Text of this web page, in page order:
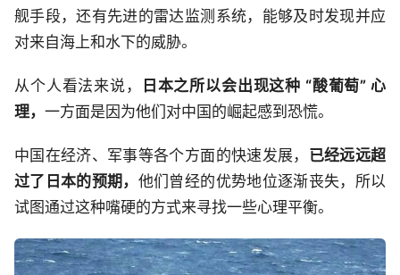
舰手段，还有先进的雷达监测系统，能够及时发现并应
对来自海上和水下的威胁。
从个人看法来说，
日本之所以会出现这种 “酸葡萄” 心
理， 一方面是因为他们对中国的崛起感到恐慌。
中国在经济、军事等各个方面的快速发展， 已经远远超
过了日本的预期， 他们曾经的优势地位逐渐丧失，所以
试图通过这种嘴硬的方式来寻找一些心理平衡。